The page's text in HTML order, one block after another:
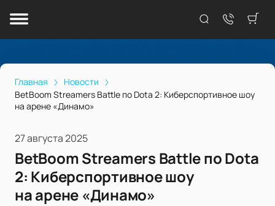
Главная
Новости
BetBoom Streamers Battle по Dota 2: Киберспортивное шоу
на арене «Динамо»
27 августа 2025
BetBoom Streamers Battle по Dota
2: Киберспортивное шоу
на арене «Динамо»